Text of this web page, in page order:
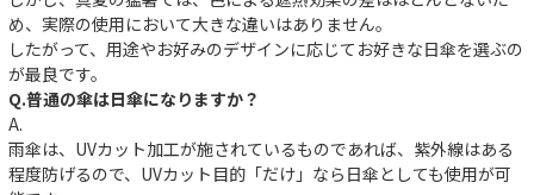
め、実際の使用において大きな違いはありません。
したがって、用途やお好みのデザインに応じてお好きな日傘を選ぶの
が最良です。
Q.普通の傘は日傘になりますか？
A.
雨傘は、UVカット加工が施されているものであれば、紫外線はある
程度防げるので、UVカット目的「だけ」なら日傘としても使用が可